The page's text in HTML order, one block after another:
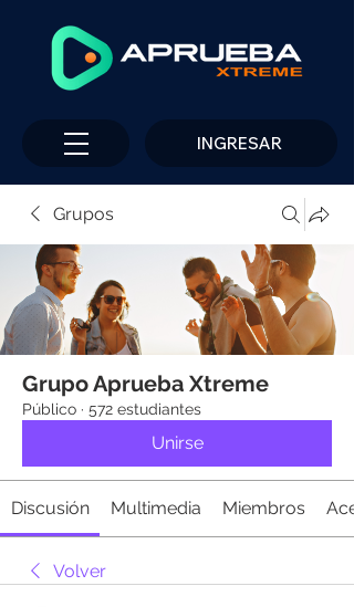
INGRESAR
Grupos
Grupo Aprueba Xtreme
Público · 572 estudiantes
Unirse
Discusión Multimedia Miembros
Volver